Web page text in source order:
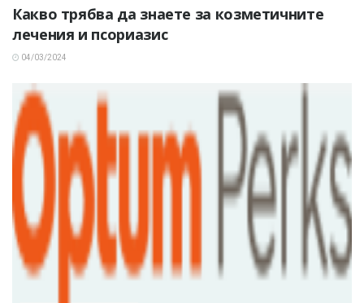
Какво трябва да знаете за козметичните
лечения и псориазис
04/03/2024